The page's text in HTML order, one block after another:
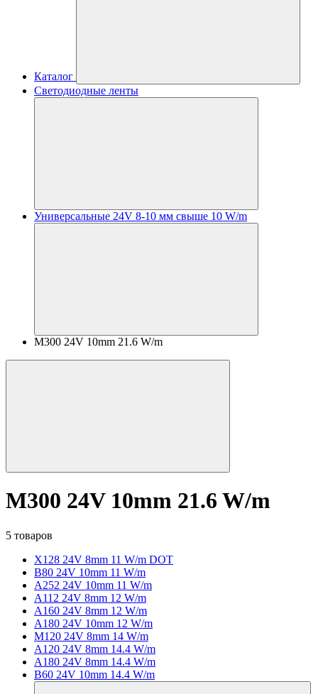
Каталог
Светодиодные ленты
Универсальные 24V 8-10 мм свыше 10 W/m
M300 24V 10mm 21.6 W/m
M300 24V 10mm 21.6 W/m
5 товаров
X128 24V 8mm 11 W/m DOT
B80 24V 10mm 11 W/m
A252 24V 10mm 11 W/m
A112 24V 8mm 12 W/m
A160 24V 8mm 12 W/m
A180 24V 10mm 12 W/m
M120 24V 8mm 14 W/m
A120 24V 8mm 14.4 W/m
A180 24V 8mm 14.4 W/m
B60 24V 10mm 14.4 W/m